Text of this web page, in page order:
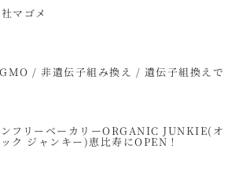
マゴメ
/ 非遺伝子組み換え / 遺伝子組換えで
ンフリーベーカリーORGANIC JUNKIE(オ
ク ジャンキー)恵比寿にOPEN！